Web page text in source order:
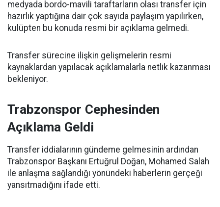
medyada bordo-mavili taraftarların olası transfer için
hazırlık yaptığına dair çok sayıda paylaşım yapılırken,
kulüpten bu konuda resmi bir açıklama gelmedi.
Transfer sürecine ilişkin gelişmelerin resmi
kaynaklardan yapılacak açıklamalarla netlik kazanması
bekleniyor.
Trabzonspor Cephesinden
Açıklama Geldi
Transfer iddialarının gündeme gelmesinin ardından
Trabzonspor Başkanı Ertuğrul Doğan, Mohamed Salah
ile anlaşma sağlandığı yönündeki haberlerin gerçeği
yansıtmadığını ifade etti.